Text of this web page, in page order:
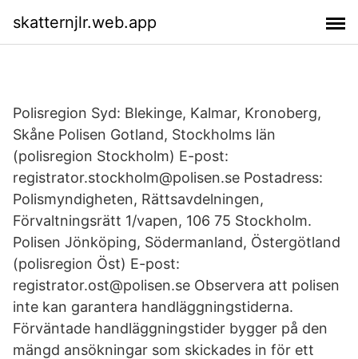
skatternjlr.web.app
Polisregion Syd: Blekinge, Kalmar, Kronoberg,
Skåne Polisen Gotland, Stockholms län
(polisregion Stockholm) E-post:
registrator.stockholm@polisen.se Postadress:
Polismyndigheten, Rättsavdelningen,
Förvaltningsrätt 1/vapen, 106 75 Stockholm.
Polisen Jönköping, Södermanland, Östergötland
(polisregion Öst) E-post:
registrator.ost@polisen.se Observera att polisen
inte kan garantera handläggningstiderna.
Förväntade handläggningstider bygger på den
mängd ansökningar som skickades in för ett